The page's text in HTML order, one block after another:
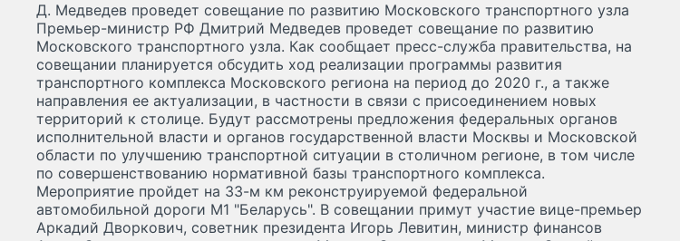
Д. Медведев проведет совещание по развитию Московского транспортного узла
Премьер-министр РФ Дмитрий Медведев проведет совещание по развитию
Московского транспортного узла. Как сообщает пресс-служба правительства, на
совещании планируется обсудить ход реализации программы развития
транспортного комплекса Московского региона на период до 2020 г., а также
направления ее актуализации, в частности в связи с присоединением новых
территорий к столице. Будут рассмотрены предложения федеральных органов
исполнительной власти и органов государственной власти Москвы и Московской
области по улучшению транспортной ситуации в столичном регионе, в том числе
по совершенствованию нормативной базы транспортного комплекса.
Мероприятие пройдет на 33-м км реконструируемой федеральной
автомобильной дороги М1 "Беларусь". В совещании примут участие вице-премьер
Аркадий Дворкович, советник президента Игорь Левитин, министр финансов